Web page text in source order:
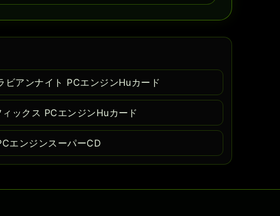
ビアンナイト PCエンジンHuカード
ックス PCエンジンHuカード
エンジンスーパーCD